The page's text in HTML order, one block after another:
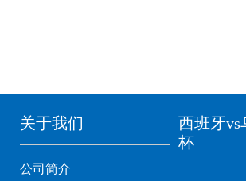
关于我们
公司简介
西班牙vs
杯